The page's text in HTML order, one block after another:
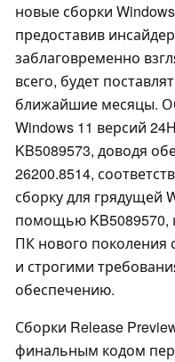
новые сборки
предоставив
заблаговременно
всего, будет
ближайшие месяцы.
Windows 11 версий
KB5089573, доводя
26200.8514,
сборку для грядущей
помощью KB5089570,
ПК нового поколения
и строгими
обеспечению.
Сборки Release
финальным кодом